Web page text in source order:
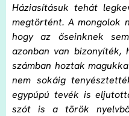
Háziasításuk tehát
megtörtént. A mongolok
hogy az őseinknek
azonban van bizonyíték,
számban hoztak
nem sokáig
egypúpú tevék is
szót is a török